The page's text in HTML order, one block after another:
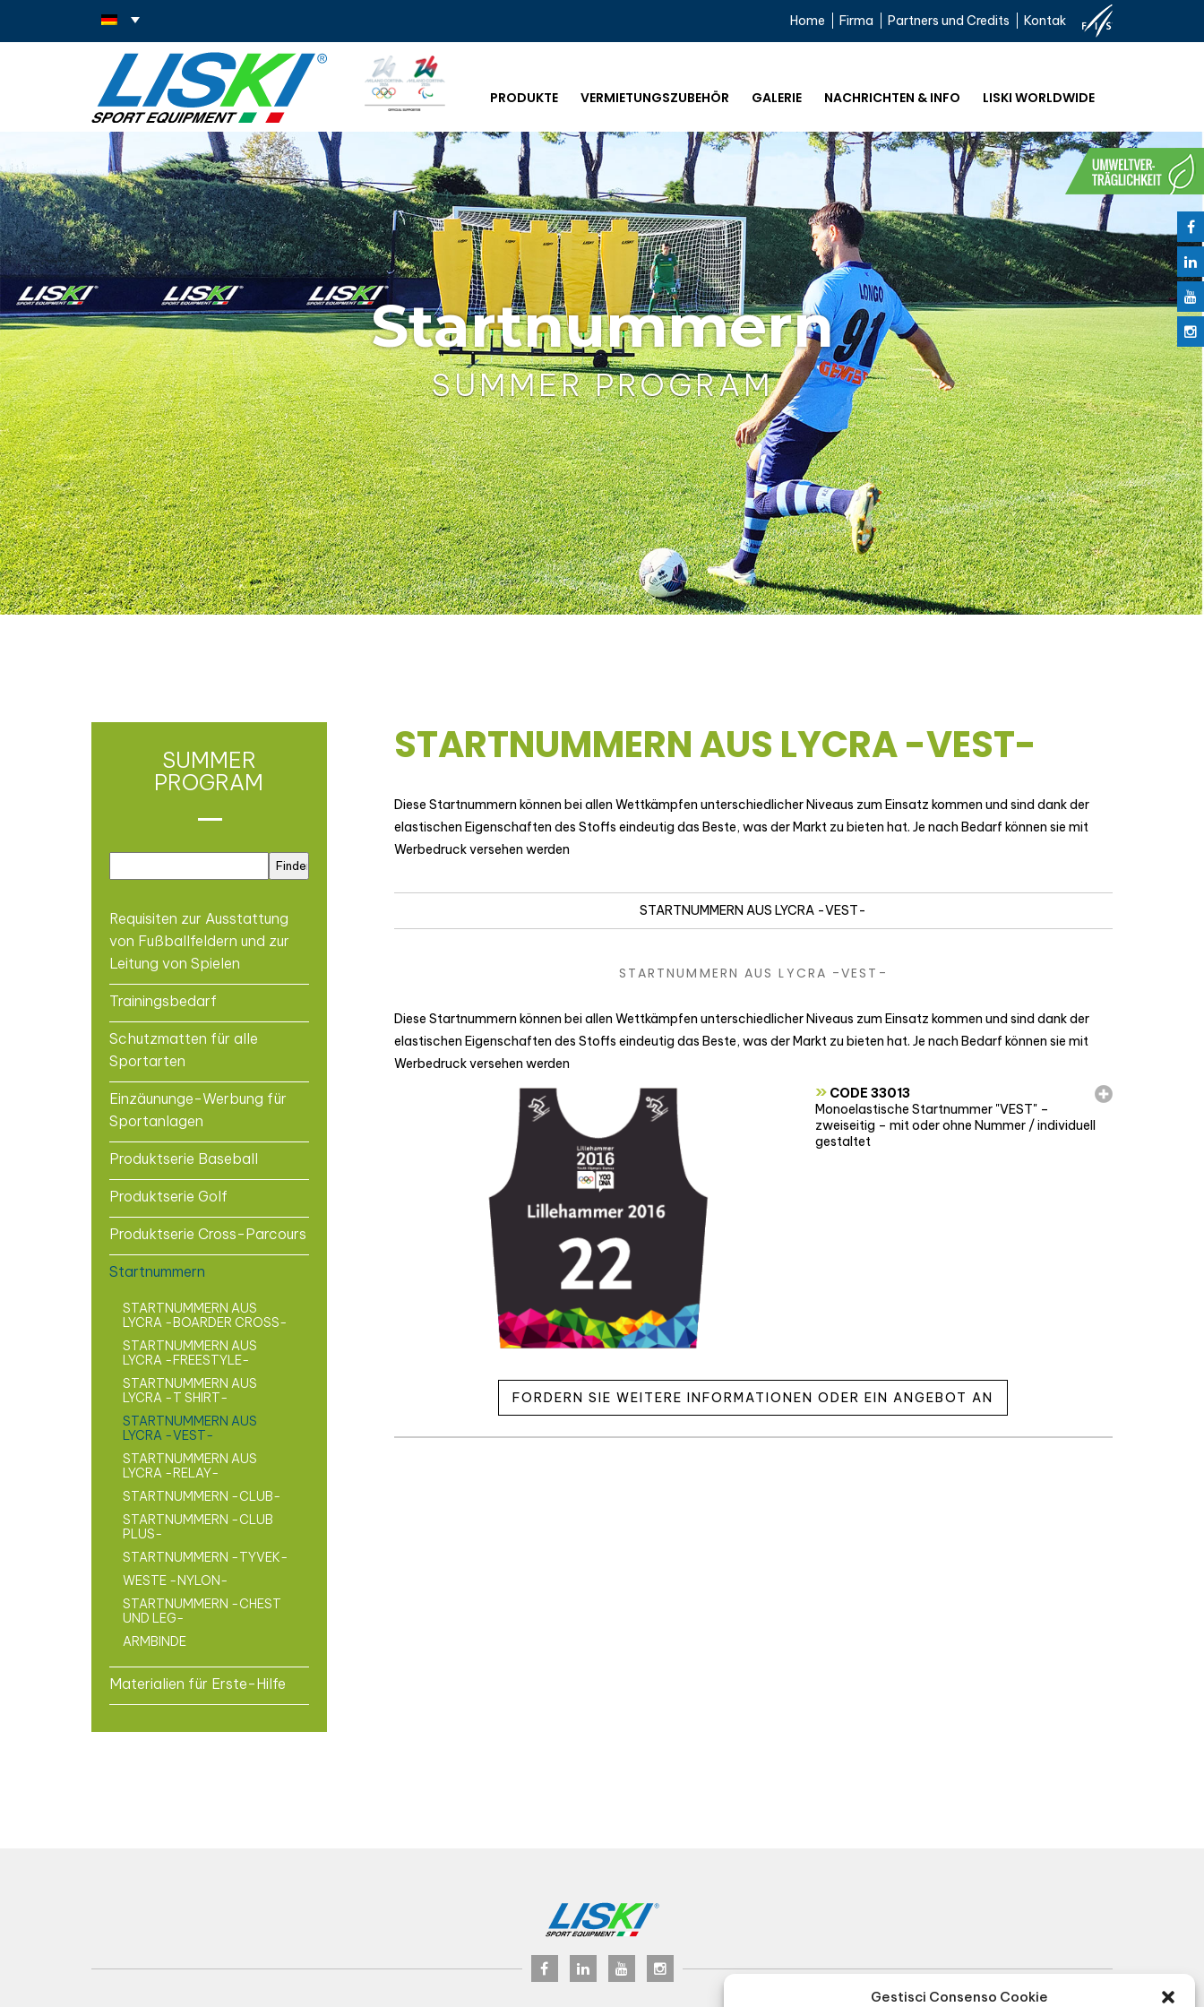
Gestisci Consenso Cookie
Home Firma Partners und Credits Kontak
PRODUKTE VERMIETUNGSZUBEHÖR GALERIE NACHRICHTEN & INFO LISKI WORLDWIDE
Startnummern
SUMMER PROGRAM
SUMMER
PROGRAM
Requisiten zur Ausstattung
von Fußballfeldern und zur
Leitung von Spielen
Trainingsbedarf
Schutzmatten für alle
Sportarten
Einzäununge-Werbung für
Sportanlagen
Produktserie Baseball
Produktserie Golf
Produktserie Cross-Parcours
Startnummern
STARTNUMMERN AUS
LYCRA -BOARDER CROSS-
STARTNUMMERN AUS
LYCRA -FREESTYLE-
STARTNUMMERN AUS
LYCRA -T SHIRT-
STARTNUMMERN AUS
LYCRA -VEST-
STARTNUMMERN AUS
LYCRA -RELAY-
STARTNUMMERN -CLUB-
STARTNUMMERN -CLUB
PLUS-
STARTNUMMERN -TYVEK-
WESTE -NYLON-
STARTNUMMERN -CHEST
UND LEG-
ARMBINDE
Materialien für Erste-Hilfe
STARTNUMMERN AUS LYCRA -VEST-
Diese Startnummern können bei allen Wettkämpfen unterschiedlicher Niveaus zum Einsatz kommen und sind dank der
elastischen Eigenschaften des Stoffs eindeutig das Beste, was der Markt zu bieten hat. Je nach Bedarf können sie mit
Werbedruck versehen werden
STARTNUMMERN AUS LYCRA -VEST-
STARTNUMMERN AUS LYCRA -VEST-
Diese Startnummern können bei allen Wettkämpfen unterschiedlicher Niveaus zum Einsatz kommen und sind dank der
elastischen Eigenschaften des Stoffs eindeutig das Beste, was der Markt zu bieten hat. Je nach Bedarf können sie mit
Werbedruck versehen werden
» CODE 33013
Monoelastische Startnummer "VEST" –
zweiseitig – mit oder ohne Nummer / individuell
gestaltet
FORDERN SIE WEITERE INFORMATIONEN ODER EIN ANGEBOT AN